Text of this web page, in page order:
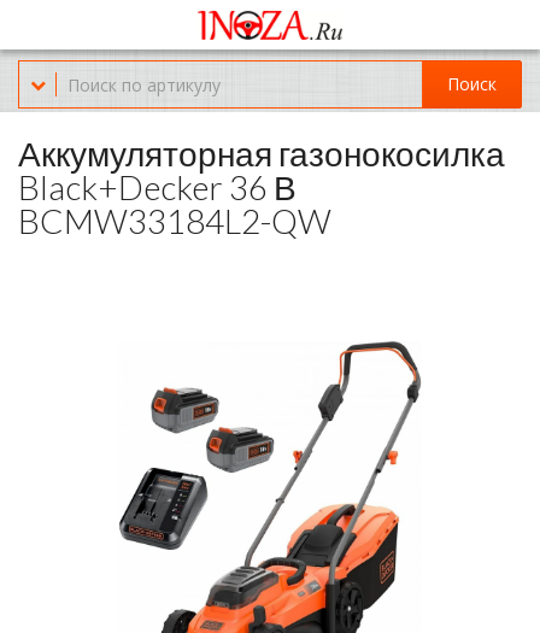
Офис обслуживания г.Краснодар (KRD) Куликова Поля 2 (магазин
Нож-мясо)
8-(967)-300-69-11
Поиск
Аккумуляторная газонокосилка
Black+Decker 36 В
BCMW33184L2-QW